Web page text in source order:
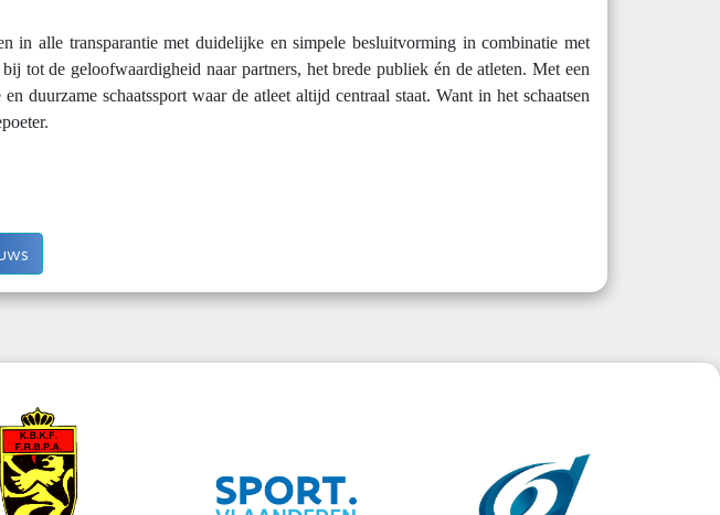
in alle transparantie met duidelijke en simpele besluitvorming in combinatie met
tot de geloofwaardigheid naar partners, het brede publiek én de atleten. Met een
duurzame schaatssport waar de atleet altijd centraal staat. Want in het schaatsen